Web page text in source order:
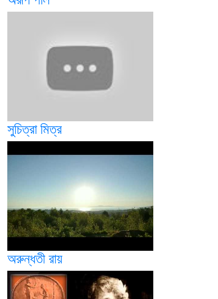
সুচিত্রা মিত্র
অরুন্ধতী রায়